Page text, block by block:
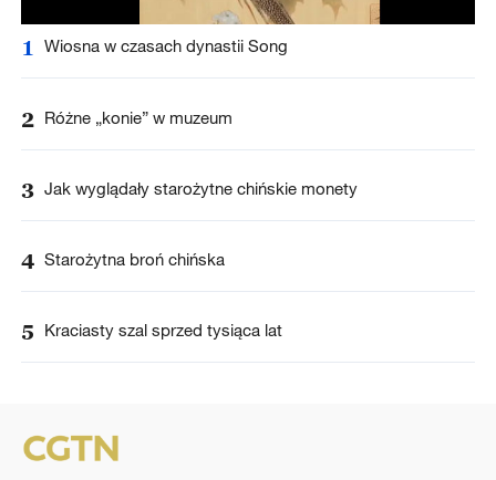
1 Wiosna w czasach dynastii Song
2 Różne „konie” w muzeum
3 Jak wyglądały starożytne chińskie monety
4 Starożytna broń chińska
5 Kraciasty szal sprzed tysiąca lat